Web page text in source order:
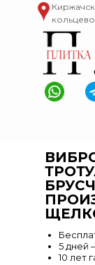
5 дней
10 лет